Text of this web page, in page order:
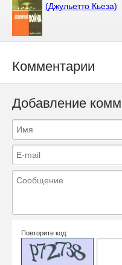
(Джульетто Кьеза)
Комментарии
Добавление
Повторите код: